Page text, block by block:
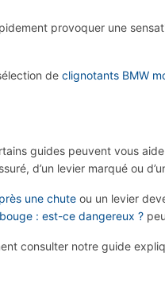
provoquer une
de clignotants BMW
guides peuvent vous
d’un levier marqué ou
une chute ou un levier
: est-ce dangereux ?
consulter notre guide